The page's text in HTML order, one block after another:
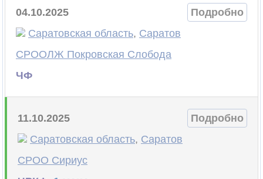
04.10.2025
Подробно
Саратовская область, Саратов
СРООЛЖ Покровская Слобода
ЧФ
11.10.2025
Подробно
Саратовская область, Саратов
СРОО Сириус